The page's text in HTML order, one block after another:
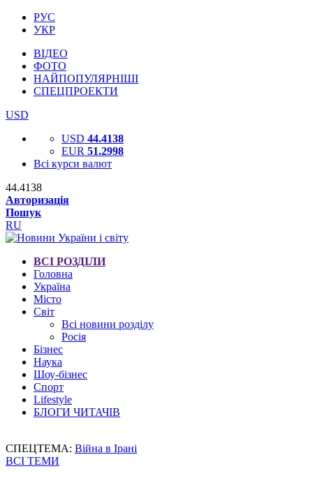
РУС
УКР
ВІДЕО
ФОТО
НАЙПОПУЛЯРНІШІ
СПЕЦПРОЕКТИ
USD
USD 44.4138
EUR 51.2998
Всі курси валют
44.4138
Авторизація
Пошук
RU
ВСІ РОЗДІЛИ
Головна
Україна
Місто
Світ
Всі новини розділу
Росія
Бізнес
Наука
Шоу-бізнес
Спорт
Lifestyle
БЛОГИ ЧИТАЧІВ
СПЕЦТЕМА: Війна в Ірані
ВСІ ТЕМИ